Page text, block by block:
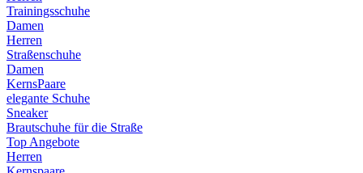
Trainingsschuhe
Damen
Herren
Straßenschuhe
Damen
KernsPaare
elegante Schuhe
Sneaker
Brautschuhe für die Straße
Top Angebote
Herren